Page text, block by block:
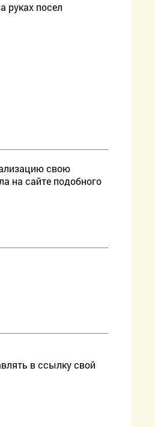
руках посел
свою
на сайте подобного
в ссылку свой